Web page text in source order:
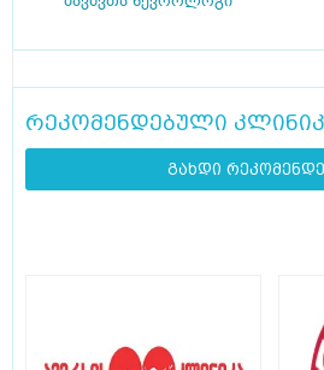
რეკომენდებული
გახდი